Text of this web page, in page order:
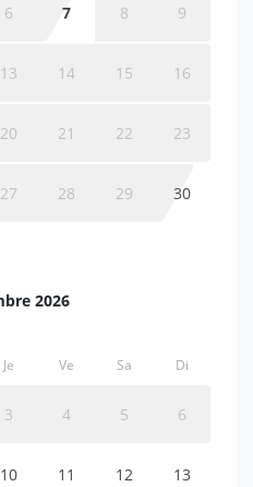
6 7 8 9
13 14 15 16
20 21 22 23
27 28 29 30
2026
Je Ve Sa Di
3 4 5 6
10 11 12 13